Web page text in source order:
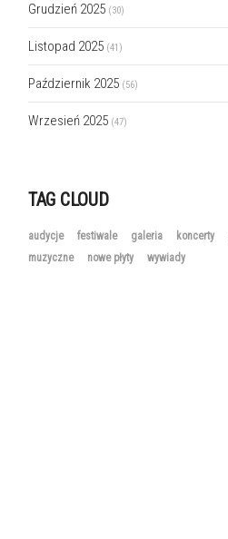
Grudzień 2025 (30)
Listopad 2025 (41)
Październik 2025 (56)
Wrzesień 2025 (47)
TAG CLOUD
audycje festiwale galeria koncerty
muzyczne
nowe płyty wywiady